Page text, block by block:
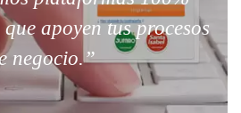
apoyen tus procesos
negocio.”